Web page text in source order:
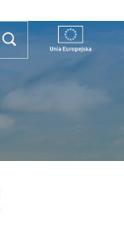
PLAN OGÓLNY